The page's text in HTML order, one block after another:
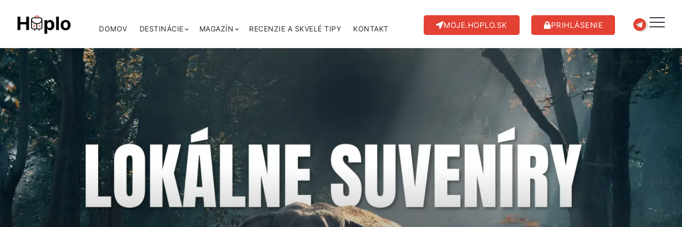
DOMOV DESTINÁCIE MAGAZÍN RECENZIE A SKVELÉ TIPY KONTAKT MOJE.HOPLO.SK PRIHLÁSENIE